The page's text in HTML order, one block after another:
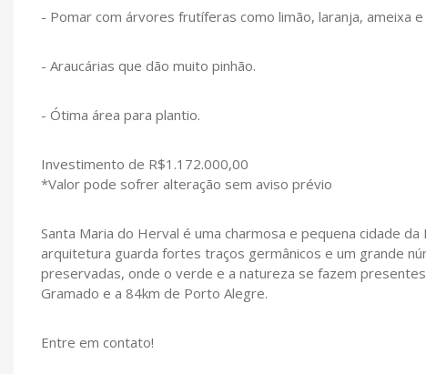
- Pomar com árvores frutíferas como limão, laranja, ameixa
- Araucárias que dão muito pinhão.
- Ótima área para plantio.
Investimento de R$1.172.000,00
*Valor pode sofrer alteração sem aviso prévio
Santa Maria do Herval é uma charmosa e pequena cidade
arquitetura guarda fortes traços germânicos e um grande
preservadas, onde o verde e a natureza se fazem
Gramado e a 84km de Porto Alegre.
Entre em contato!